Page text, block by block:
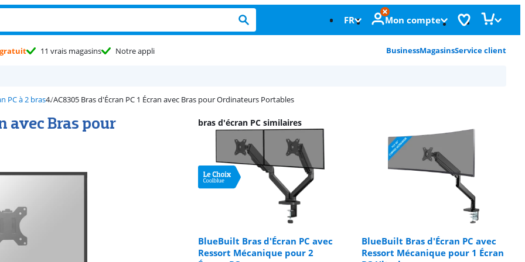
FR Mon compte
gratuit 11 vrais magasins Notre appli BusinessMagasinsService client
PC à 2 bras AC8305 Bras d'Écran PC 1 Écran avec Bras pour Ordinateurs Portables
avec Bras pour
bras d'écran PC similaires
BlueBuilt Bras d'Écran PC avec
Ressort Mécanique pour 2
BlueBuilt Bras d'Écran PC avec
Ressort Mécanique pour 1 Écran